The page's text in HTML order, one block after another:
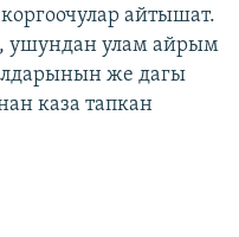
айтышат.
ушундан улам айрым
же дагы
каза тапкан